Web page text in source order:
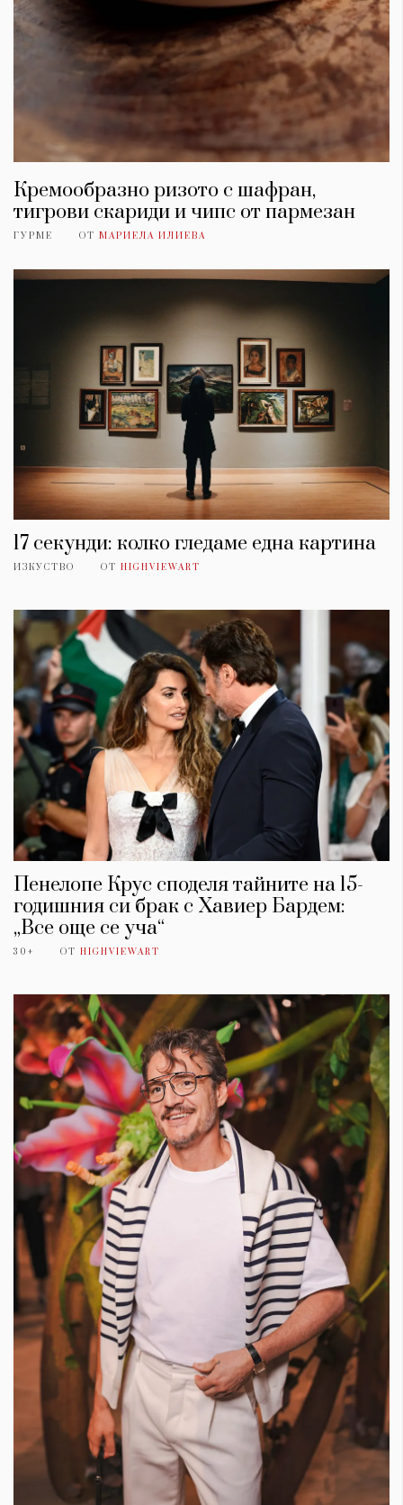
Кремообразно ризото с шафран,
тигрови скариди и чипс от пармезан
ГУРМЕ ОТ МАРИЕЛА ИЛИЕВА
17 секунди: колко гледаме една картина
ИЗКУСТВО ОТ HIGHVIEWART
Пенелопе Крус споделя тайните на 15-
годишния си брак с Хавиер Бардем:
„Все още се уча“
30+ ОТ HIGHVIEWART